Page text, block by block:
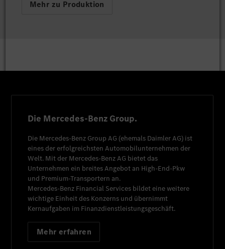
Mehr zu Produktion
Die Mercedes-Benz Group.
Die Mercedes-Benz Group AG (ehemals Daimler AG) ist
eines der erfolgreichsten Automobilunternehmen der
Welt. Mit der Mercedes-Benz AG bietet das
Unternehmen ein breites Angebot an High-End-Pkw
und Premium-Transportern an.
Mercedes-Benz Financial Services bildet eine weitere
wichtige Einheit des Konzerns und übernimmt
Kernaufgaben im Finanzdienstleistungsgeschäft.
Mehr erfahren